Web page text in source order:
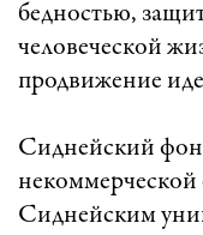
бедностью,
человеческой
продвижение
Сиднейский
Сиднейским